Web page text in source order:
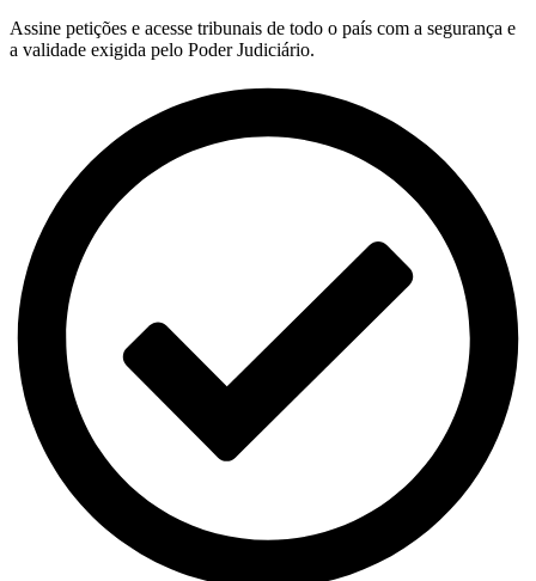
Assine petições e acesse tribunais de todo o país com a segurança e
a validade exigida pelo Poder Judiciário.